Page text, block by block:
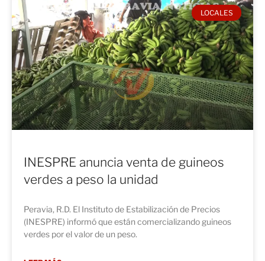
LOCALES
INESPRE anuncia venta de guineos
verdes a peso la unidad
Peravia, R.D. El Instituto de Estabilización de Precios
(INESPRE) informó que están comercializando guineos
verdes por el valor de un peso.